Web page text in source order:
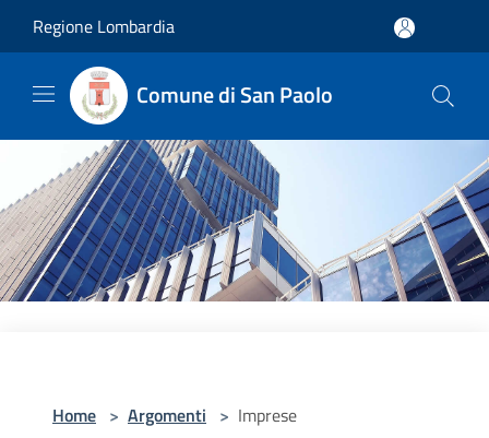
Regione Lombardia
Comune di San Paolo
Home > Argomenti > Imprese